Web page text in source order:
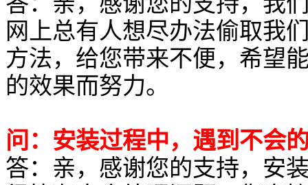
网上总有人想尽办法偷取我
方法，给您带来不便，希望
的效果而努力。
问：安装过程中，遇到不会
答：亲，感谢您的支持，安